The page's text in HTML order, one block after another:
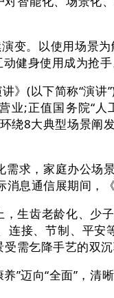
。以使用场景为
健身使用成为抢手
(以下简称“演讲
;正值国务院“
绕8大典型场景
求，家庭办公场
息通信展期间，
齿老龄化、少
接、节制、平安
需乞降手艺的双沉
向“全面”，清晰